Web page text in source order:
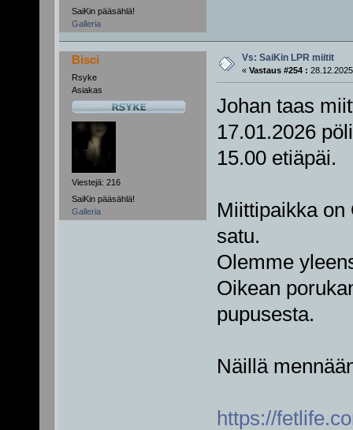
SaiKin pääsählä!
Galleria
Bisci
Rsyke
Asiakas
Viestejä: 216
SaiKin pääsählä!
Galleria
Vs: SaiKin LPR miitit
« Vastaus #254 :
Johan taas
17.01.2026
15.00 etiäpäi.
Miittipaikka on
satu.
Olemme
Oikean
pupusesta.
Näillä
https://